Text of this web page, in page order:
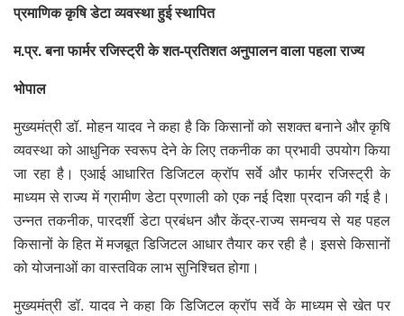
प्रमाणिक कृषि डेटा व्यवस्था हुई स्थापित
म.प्र. बना फार्मर रजिस्ट्री के शत-प्रतिशत अनुपालन वाला पहला राज्य
भोपाल
मुख्यमंत्री डॉ. मोहन यादव ने कहा है कि किसानों को सशक्त बनाने और कृषि
व्यवस्था को आधुनिक स्वरूप देने के लिए तकनीक का प्रभावी उपयोग किया
जा रहा है। एआई आधारित डिजिटल क्रॉप सर्वे और फार्मर रजिस्ट्री के
माध्यम से राज्य में ग्रामीण डेटा प्रणाली को एक नई दिशा प्रदान की गई है।
उन्नत तकनीक, पारदर्शी डेटा प्रबंधन और केंद्र-राज्य समन्वय से यह पहल
किसानों के हित में मजबूत डिजिटल आधार तैयार कर रही है। इससे किसानों
को योजनाओं का वास्तविक लाभ सुनिश्चित होगा।
मुख्यमंत्री डॉ. यादव ने कहा कि डिजिटल क्रॉप सर्वे के माध्यम से खेत पर